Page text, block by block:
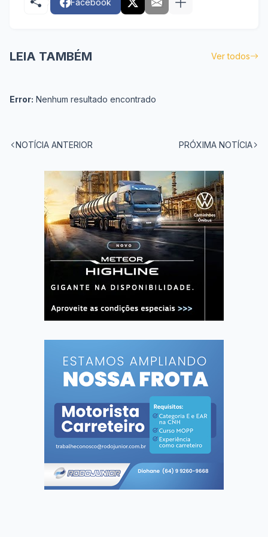
Facebook
LEIA TAMBÉM Ver todos
Error: Nenhum resultado encontrado
NOTÍCIA ANTERIOR PRÓXIMA NOTÍCIA